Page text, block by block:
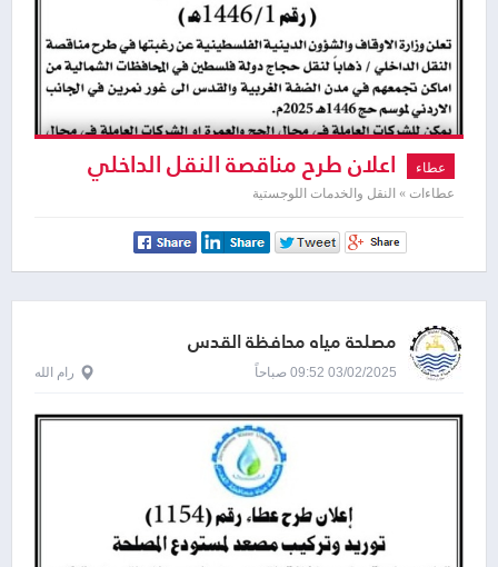
عطاء اعلان طرح مناقصة النقل الداخلي
ذهابا
عطاءات » النقل والخدمات اللوجستية
مصلحة مياه محافظة القدس
03/02/2025 09:52 صباحاً رام الله